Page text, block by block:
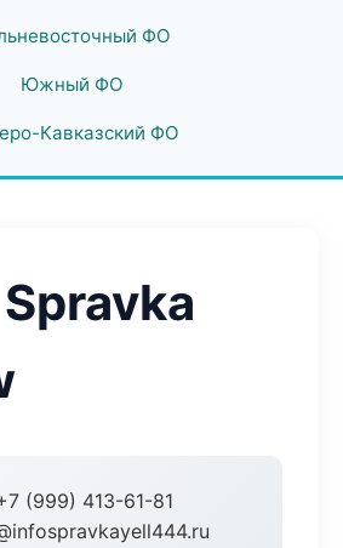
ФО
Южный ФО
Кавказский ФО
(999) 413-61-81